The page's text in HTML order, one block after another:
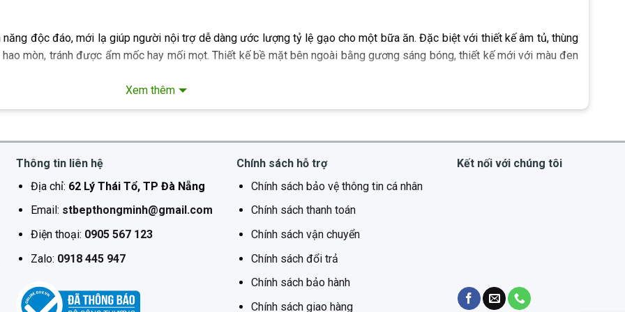
độc đáo, mới lạ giúp người nội trợ dễ dàng ước lượng tỷ lệ gạo cho một bữa ăn. Đặc biệt với thiết kế âm tủ, thùng
mòn, tránh được ẩm mốc hay mối mọt. Thiết kế bề mặt bên ngoài bằng gương sáng bóng, thiết kế mới với màu đen
sẽ khiến các thực phẩm khô rất dễ ẩm mốc. GROB đã mang đến sản phẩm thùng gạo thông minh với tải trọng từ 15
giữ được chất lượng tốt nhất. Không chỉ là thùng đựng gạo thông thường, sản phẩm thông minh sẽ mang lại cảm
đại.
vô cùng hữu ích với mỗi gia đình. Làm từ chất liệu kim loại cao cấp, bền lâu và an toàn, đồng thời dễ dàng lau chùi
nhiều với không khí, người nội trợ có thể hoàn toàn yên tâm về chất lượng gạo của gia đình mình.
động đong gạo trong mỗi lần nhấn khoảng 150g, giúp người nội trợ ước lượng số gạo cần nấu một cách chuẩn xác,
lưu trữ 15kg gạo. Việc sử dụng thùng gạo cũng rất đơn giản.
gần nhà vệ sinh và những thiết bị điện có tỏa nhiệt.
Xem thêm
Thông tin liên hệ
Địa chỉ: 62 Lý Thái Tổ, TP Đà Nẵng
Email: stbepthongminh@gmail.com
Điện thoại: 0905 567 123
Zalo: 0918 445 947
Chính sách hỗ trợ
Chính sách bảo vệ thông tin cá nhân
Chính sách thanh toán
Chính sách vận chuyển
Chính sách đổi trả
Chính sách bảo hành
Chính sách giao hàng
Kết nối với chúng tôi